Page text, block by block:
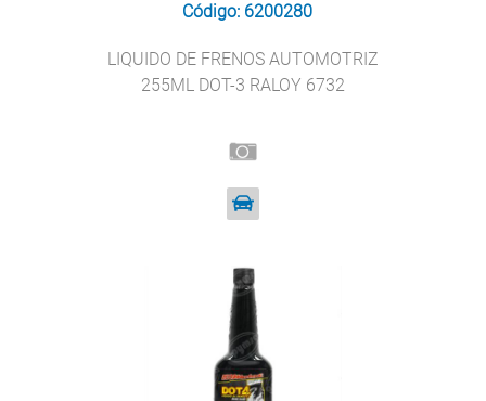
Código: 6200280
LIQUIDO DE FRENOS AUTOMOTRIZ
255ML DOT-3 RALOY 6732